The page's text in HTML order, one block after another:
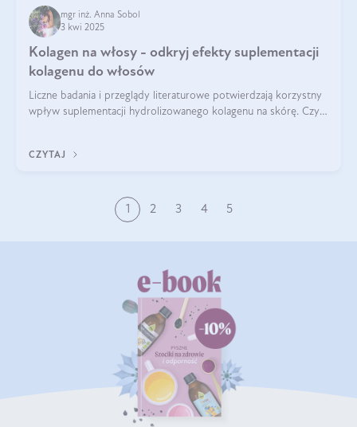
mgr inż. Anna Sobol
3 kwi 2025
Kolagen na włosy - odkryj efekty suplementacji
kolagenu do włosów
Liczne badania i przeglądy literaturowe potwierdzają korzystny
wpływ suplementacji hydrolizowanego kolagenu na skórę. Czy
CZYTAJ
1 2 3 4 5